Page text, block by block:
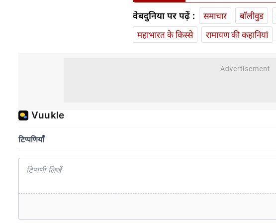
वेबदुनिया पर पढ़ें : समाचार बॉलीवुड
महाभारत के किस्से
रामायण की कहानियां